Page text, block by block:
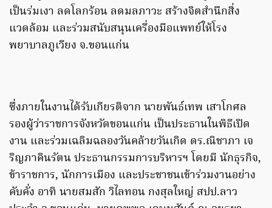
เป็นร่มเงา ลดโลกร้อน ลดมลภาวะ สร้างจิตสำนึกสิ่ง
แวดล้อม และร่วมสนับสนุนเครื่องมือแพทย์ให้โรง
พยาบาลภูเวียง จ.ขอนแก่น
ซึ่งภายในงานได้รับเกียรติจาก นายพันธ์เทพ เสาโกศล
รองผู้ว่าราชการจังหวัดขอนแก่น เป็นประธานในพิธีเปิด
งาน และร่วมเฉลิมฉลองวันคล้ายวันเกิด ดร.ณิชาภา เจ
ริญภาคินรัตน ประธานกรรมการบริหารฯ โดยมี นักธุรกิจ,
ข้าราชการ, นักการเมือง และประชาชนเข้าร่วมงานอย่าง
คับคั่ง อาทิ นายสมสัก วิไลทอน กงสุลใหญ่ สปป.ลาว